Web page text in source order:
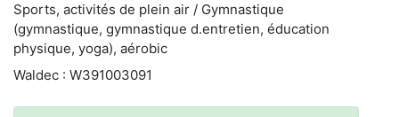
Sports, activités de plein air / Gymnastique
(gymnastique, gymnastique d.entretien, éducation
physique, yoga), aérobic
Waldec : W391003091